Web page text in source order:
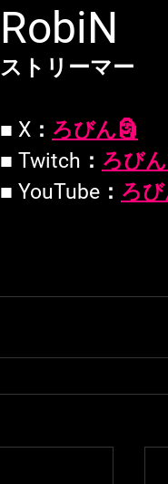
RobiN
ストリーマー
■ X： ろびん🗿
■ Twitch： ろび
■ YouTube： ろ